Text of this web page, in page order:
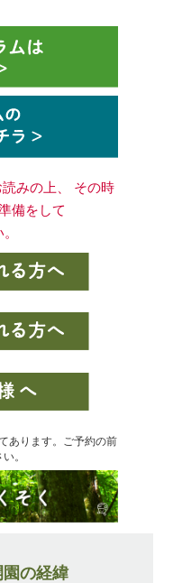
みの上、 その時
備をして
あります。ご予約の前
。
の経緯